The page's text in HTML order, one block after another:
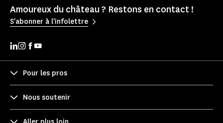
Amoureux du château ? Restons en contact !
S'abonner à l'infolettre
Pour les pros
Nous soutenir